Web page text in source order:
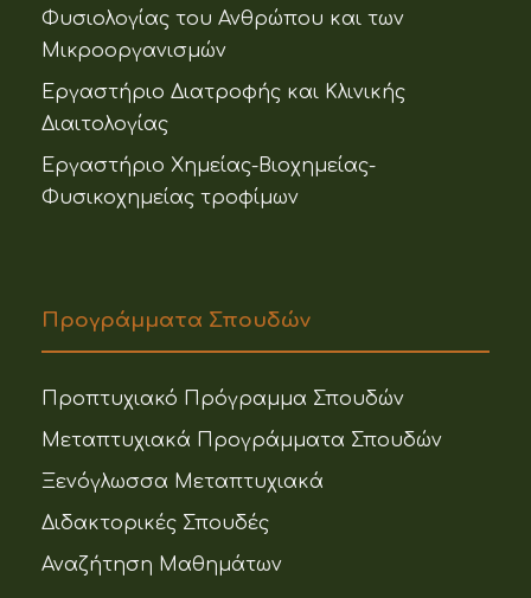
Φυσιολογίας του Ανθρώπου και των
Μικροοργανισμών
Εργαστήριο Διατροφής και Κλινικής
Διαιτολογίας
Εργαστήριο Χημείας-Βιοχημείας-
Φυσικοχημείας τροφίμων
Προγράμματα Σπουδών
Προπτυχιακό Πρόγραμμα Σπουδών
Μεταπτυχιακά Προγράμματα Σπουδών
Ξενόγλωσσα Μεταπτυχιακά
Διδακτορικές Σπουδές
Αναζήτηση Μαθημάτων